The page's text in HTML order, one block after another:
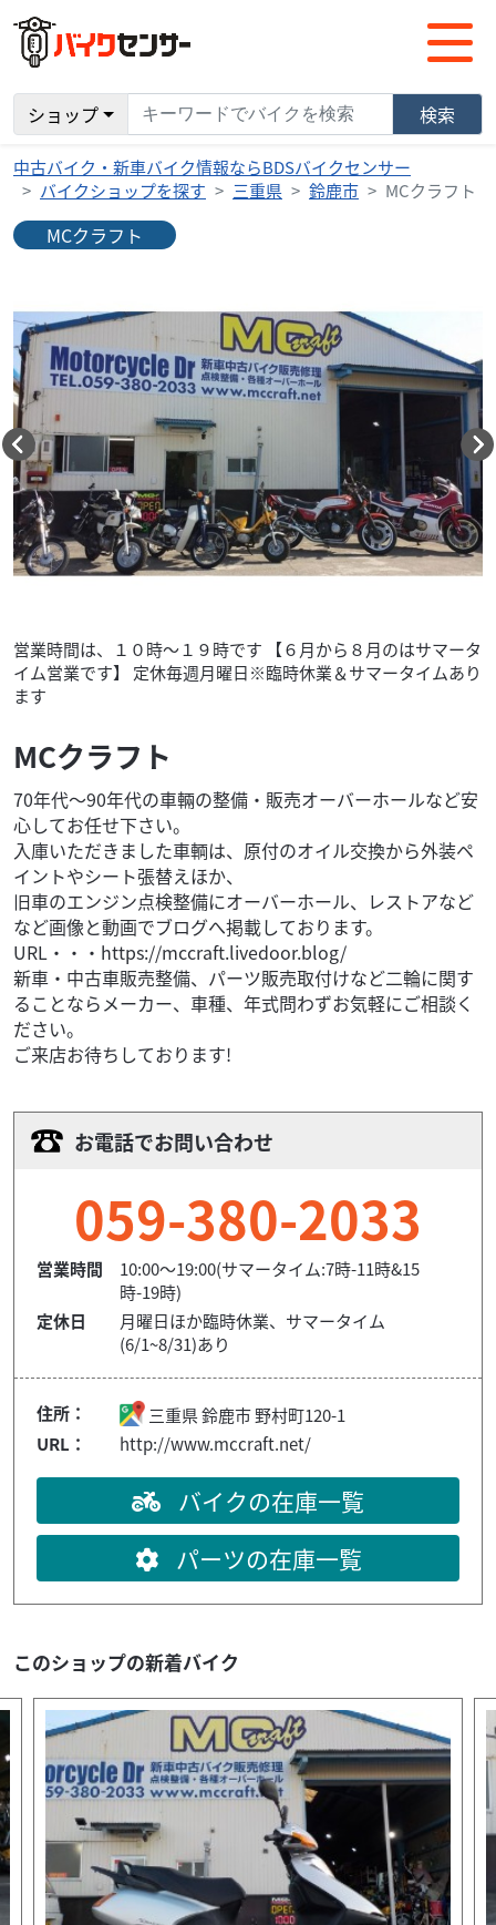
ショップ 検索
中古バイク・新車バイク情報ならBDSバイクセンサー
バイクショップを探す
三重県 鈴鹿市 MCクラフト
MCクラフト
営業時間は、１０時～１９時です 【６月から８月のはサマータ
イム営業です】 定休毎週月曜日※臨時休業＆サマータイムあり
ます
MCクラフト
70年代〜90年代の車輛の整備・販売オーバーホールなど安
心してお任せ下さい。
入庫いただきました車輌は、原付のオイル交換から外装ペ
イントやシート張替えほか、
旧車のエンジン点検整備にオーバーホール、レストアなど
など画像と動画でブログへ掲載しております。
URL・・・https://mccraft.livedoor.blog/
新車・中古車販売整備、パーツ販売取付けなど二輪に関す
ることならメーカー、車種、年式問わずお気軽にご相談く
ださい。
ご来店お待ちしております!
お電話でお問い合わせ
059-380-2033
営業時間
10:00〜19:00(サマータイム:7時-11時&15
時-19時)
定休日
月曜日ほか臨時休業、サマータイム
(6/1~8/31)あり
住所： 三重県鈴鹿市野村町120-1
URL：
http://www.mccraft.net/
バイクの在庫一覧
パーツの在庫一覧
このショップの新着バイク